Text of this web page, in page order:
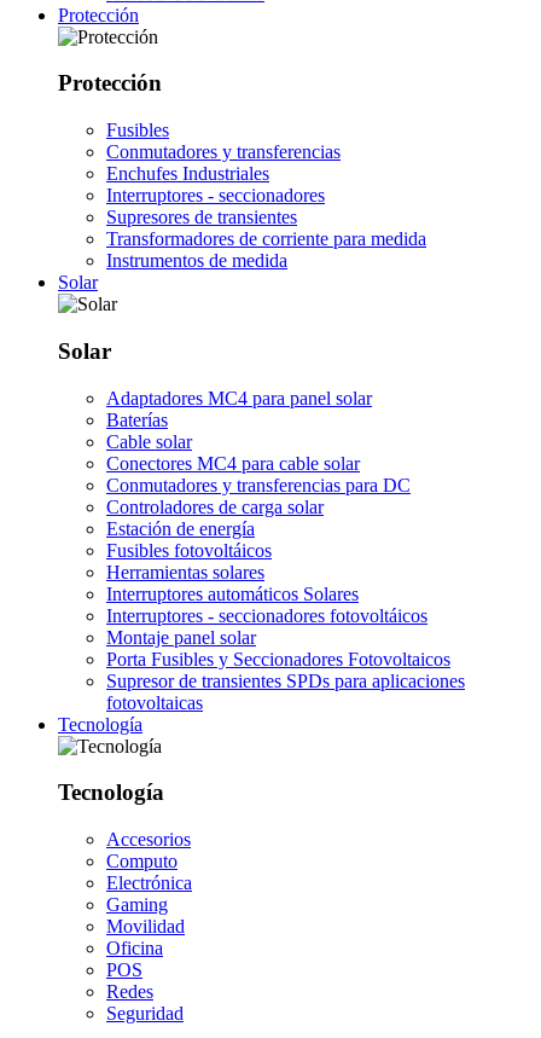
Protección
Protección
Fusibles
Conmutadores y transferencias
Enchufes Industriales
Interruptores - seccionadores
Supresores de transientes
Transformadores de corriente para medida
Instrumentos de medida
Solar
Solar
Adaptadores MC4 para panel solar
Baterías
Cable solar
Conectores MC4 para cable solar
Conmutadores y transferencias para DC
Controladores de carga solar
Estación de energía
Fusibles fotovoltáicos
Herramientas solares
Interruptores automáticos Solares
Interruptores - seccionadores fotovoltáicos
Montaje panel solar
Porta Fusibles y Seccionadores Fotovoltaicos
Supresor de transientes SPDs para aplicaciones
fotovoltaicas
Tecnología
Tecnología
Accesorios
Computo
Electrónica
Gaming
Movilidad
Oficina
POS
Redes
Seguridad